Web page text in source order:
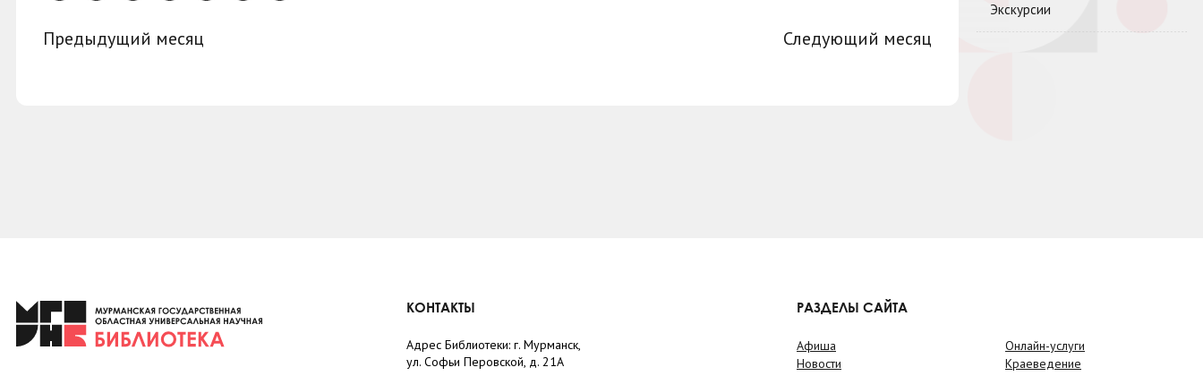
Предыдущий месяц Следующий месяц
Экскурсии
КОНТАКТЫ
Адрес Библиотеки: г. Мурманск,
ул. Софьи Перовской, д. 21А
РАЗДЕЛЫ САЙТА
Афиша
Новости
Онлайн-услуги
Краеведение